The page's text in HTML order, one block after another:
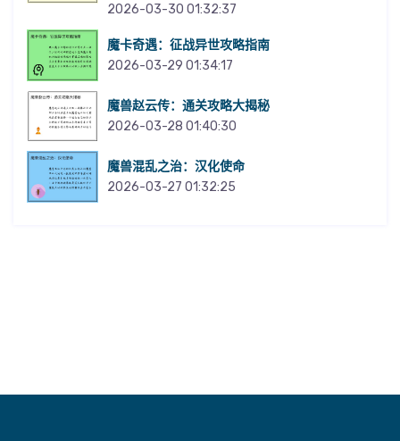
2026-03-30 01:32:37
魔卡奇遇：征战异世攻略指南
2026-03-29 01:34:17
魔兽赵云传：通关攻略大揭秘
2026-03-28 01:40:30
魔兽混乱之治：汉化使命
2026-03-27 01:32:25